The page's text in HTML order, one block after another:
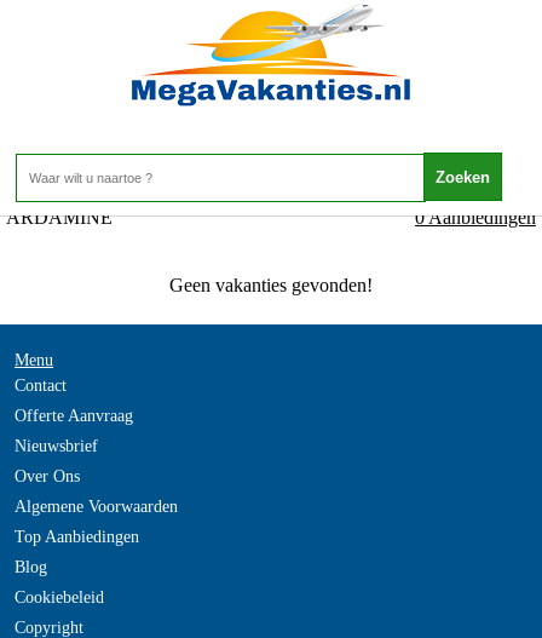
Home>
ARDAMINE 0 Aanbiedingen
Geen vakanties gevonden!
Menu
Contact
Offerte Aanvraag
Nieuwsbrief
Over Ons
Algemene Voorwaarden
Top Aanbiedingen
Blog
Cookiebeleid
Copyright